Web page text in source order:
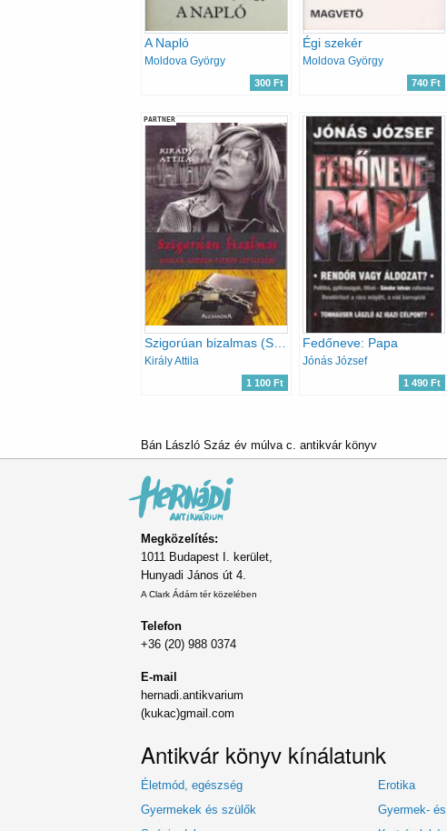
A Napló
Moldova György
300 Ft
Égi szekér
Moldova György
740 Ft
PARTNER
Király Attila
1 100 Ft
Fedőneve: Papa
Jónás József
1 490 Ft
Bán László Száz év múlva c. antikvár könyv
Megközelítés:
1011 Budapest I. kerület,
Hunyadi János út 4.
A Clark Ádám tér közelében
Telefon
+36 (20) 988 0374
E-mail
hernadi.antikvarium
(kukac)gmail.com
Antikvár könyv kínálatunk
Életmód, egészség Erotika
Gyermekek és szülők
Gyermek-